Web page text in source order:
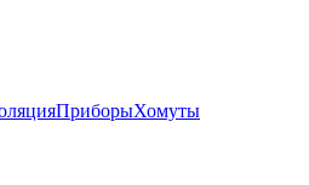
ПриборыХомуты